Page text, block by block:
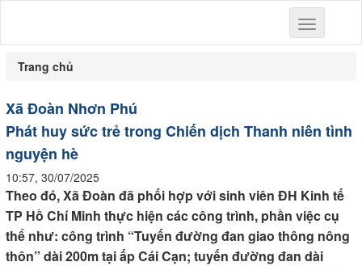
Toggle
navigation
Trang chủ
Xã Đoàn Nhơn Phú
Phát huy sức trẻ trong Chiến dịch Thanh niên tình
nguyện hè
10:57, 30/07/2025
Theo đó, Xã Đoàn đã phối hợp với sinh viên ĐH Kinh tế
TP Hồ Chí Minh thực hiện các công trình, phần việc cụ
thể như: công trình “Tuyến đường đan giao thông nông
thôn” dài 200m tại ấp Cái Cạn; tuyến đường đan dài